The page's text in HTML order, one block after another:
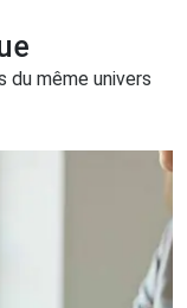
du même univers